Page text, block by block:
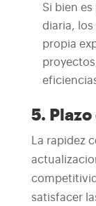
Si bien
diaria,
propia
5.
La rapidez
satisfacer